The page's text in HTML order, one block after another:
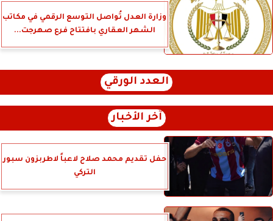
وزارة العدل تُواصل التوسع الرقمي في مكاتب
الشهر العقاري بافتتاح فرع صهرجت...
العدد الورقي
آخر الأخبار
حفل تقديم محمد صلاح لاعباً لاطربزون سبور
التركي